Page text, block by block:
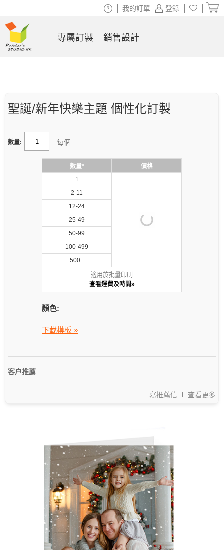
聖誕/新年快樂主題 個性化訂製
數量: 每個
數量*
價格
1
2-11
12-24
25-49
50-99
100-499
500+
適用於批量印刷
查看運費及時間»
顏色:
下載模板 »
客户推薦
寫推薦信 查看更多
登錄
我的訂單
專屬訂製 銷售設計